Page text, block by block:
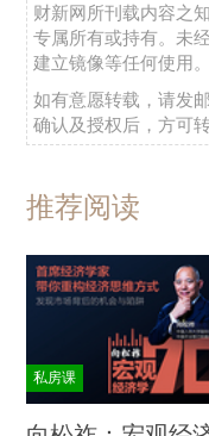
财新网所刊载内容之
专属所有或持有。未
建立镜像等任何使用。
如有意愿转载，请发
确认及授权后，方可转
推荐阅读
私房课